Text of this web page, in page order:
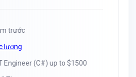
trước
lương
Engineer (C#) up to $1500